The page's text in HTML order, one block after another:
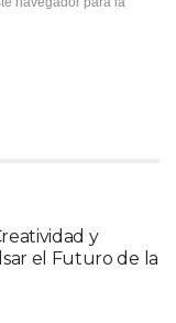
y
el Futuro de la